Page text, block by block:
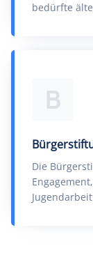
bedürfte
B
Die